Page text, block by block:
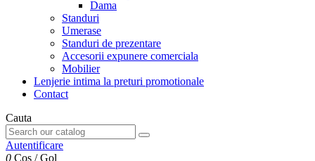
Dama
Standuri
Umerase
Standuri de prezentare
Accesorii expunere comerciala
Mobilier
Lenjerie intima la preturi promotionale
Contact
Cauta
Autentificare
0 Cos /Gol